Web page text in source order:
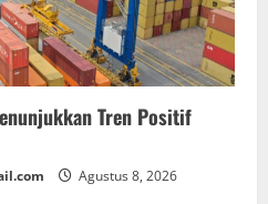
Tren Positif
Agustus 8, 2026